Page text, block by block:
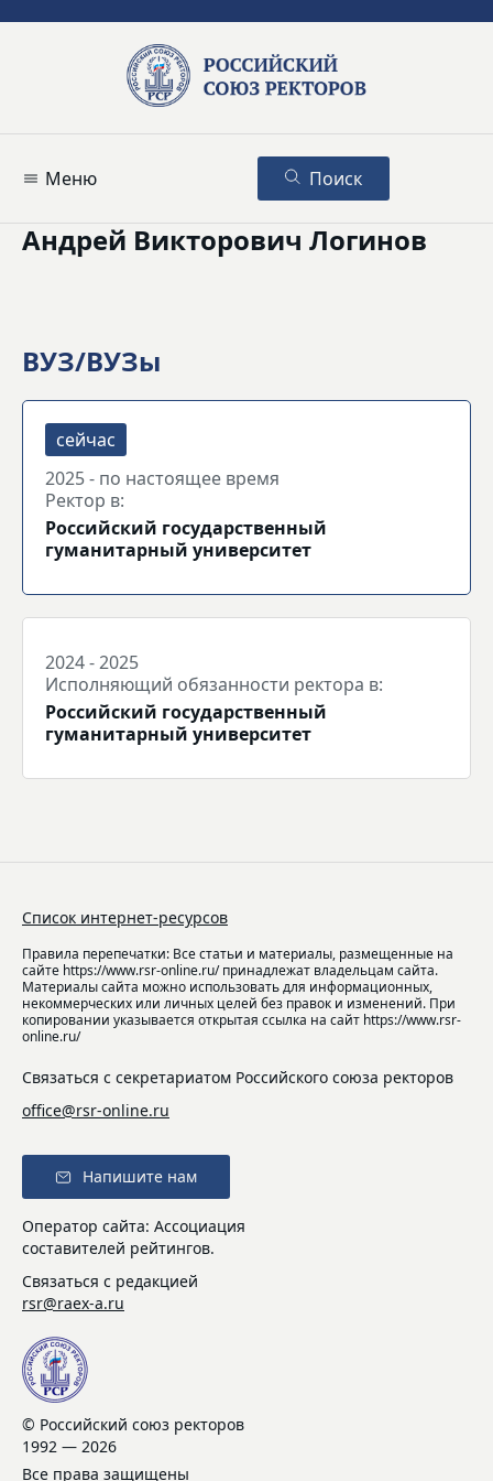
Меню Поиск
Андрей Викторович Логинов
ВУЗ/ВУЗы
2025 - по настоящее время
Ректор в:
Российский государственный
гуманитарный университет
2024 - 2025
Исполняющий обязанности ректора в:
Российский государственный
гуманитарный университет
Список интернет-ресурсов
Правила перепечатки: Все статьи и материалы, размещенные на
сайте https://www.rsr-online.ru/ принадлежат владельцам сайта.
Материалы сайта можно использовать для информационных,
некоммерческих или личных целей без правок и изменений. При
копировании указывается открытая ссылка на сайт https://www.rsr-
online.ru/
Связаться с секретариатом Российского союза ректоров
office@rsr-online.ru
Напишите нам
Оператор сайта: Ассоциация
составителей рейтингов.
Связаться с редакцией
rsr@raex-a.ru
© Российский союз ректоров
1992 — 2026
Все права защищены